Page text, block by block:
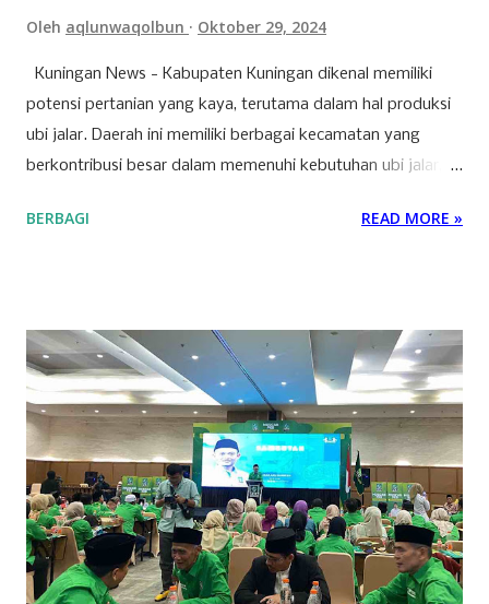
Oleh aqlunwaqolbun Oktober 29, 2024
Kuningan News - Kabupaten Kuningan dikenal memiliki
potensi pertanian yang kaya, terutama dalam hal produksi
ubi jalar. Daerah ini memiliki berbagai kecamatan yang
berkontribusi besar dalam memenuhi kebutuhan ubi jalar,
tujuh kecamatan di Kabupaten Kuningan yang mencatat
Dengan produksi sebesar 45.702 ton, Kecamatan Cilimus
menyumbangkan hampir setengah dari total produksi ubi
jalar di wilayah ini. Kondisi tanah yang subur dan teknik
pertanian yang optimal menjadikan Cilimus sebagai sentra
utama produksi ubi jalar. 2. Kecamatan Cigandamekar
Posisi kedua ditempati oleh Kecamatan Cigandamekar
dengan total produksi mencapai 28.966 ton. Daerah ini
dikenal dengan pertanian yang beragam dan kualitas ubi
jalar yang baik, sehingga mampu bersaing dengan ...
BERBAGI READ MORE »